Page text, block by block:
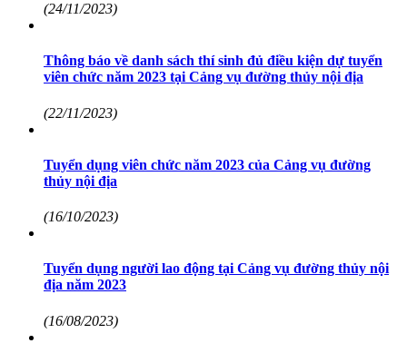
(24/11/2023)
Thông báo về danh sách thí sinh đủ điều kiện dự tuyển
viên chức năm 2023 tại Cảng vụ đường thủy nội địa
(22/11/2023)
Tuyển dụng viên chức năm 2023 của Cảng vụ đường
thủy nội địa
(16/10/2023)
Tuyển dụng người lao động tại Cảng vụ đường thủy nội
địa năm 2023
(16/08/2023)